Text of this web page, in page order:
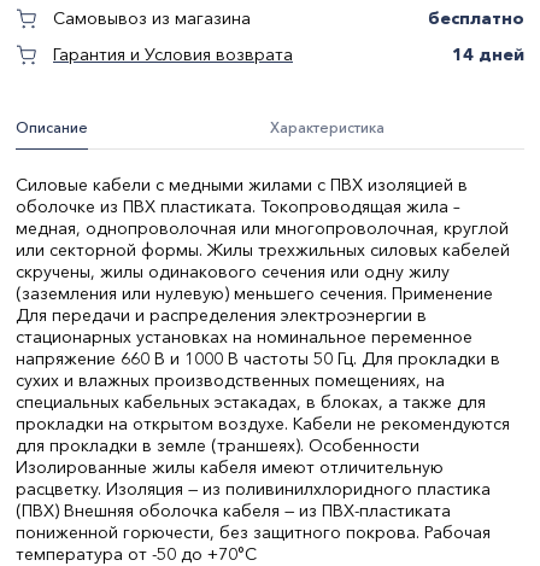
Описание Характеристика
Силовые кабели с медными жилами с ПВХ изоляцией в
оболочке из ПВХ пластиката. Токопроводящая жила –
медная, однопроволочная или многопроволочная, круглой
или секторной формы. Жилы трехжильных силовых кабелей
скручены, жилы одинакового сечения или одну жилу
(заземления или нулевую) меньшего сечения. Применение
Для передачи и распределения электроэнергии в
стационарных установках на номинальное переменное
напряжение 660 В и 1000 В частоты 50 Гц. Для прокладки в
сухих и влажных производственных помещениях, на
специальных кабельных эстакадах, в блоках, а также для
прокладки на открытом воздухе. Кабели не рекомендуются
для прокладки в земле (траншеях). Особенности
Изолированные жилы кабеля имеют отличительную
расцветку. Изоляция — из поливинилхлоридного пластика
(ПВХ) Внешняя оболочка кабеля — из ПВХ-пластиката
пониженной горючести, без защитного покрова. Рабочая
температура от -50 до +70°С
Самовывоз из магазина
бесплатно
Гарантия и Условия возврата
14 дней